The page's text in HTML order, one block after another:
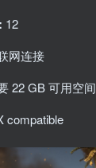
12
网连接
22 GB 可用空间
compatible